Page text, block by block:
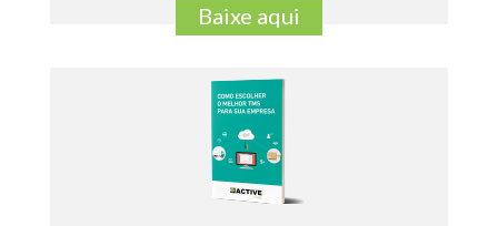
Baixe aqui